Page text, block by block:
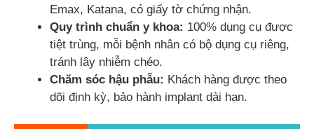
Emax, Katana, có giấy tờ chứng nhận.
Quy trình chuẩn y khoa: 100% dụng cụ được
tiệt trùng, mỗi bệnh nhân có bộ dụng cụ riêng,
tránh lây nhiễm chéo.
Chăm sóc hậu phẫu: Khách hàng được theo
dõi định kỳ, bảo hành implant dài hạn.